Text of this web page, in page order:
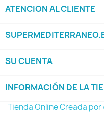
ATENCION AL CLIENTE
SU CUENTA
INFORMACIÓN DE LA
Tienda Online Creada